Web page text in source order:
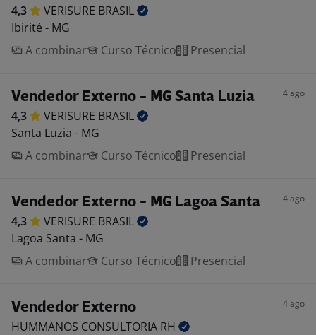
4,3 VERISURE BRASIL
Ibirité - MG
A combinar
Curso Técnico Presencial
Vendedor Externo - MG Santa Luzia 4 ago
4,3 VERISURE BRASIL
Santa Luzia - MG
A combinar
Curso Técnico Presencial
Vendedor Externo - MG Lagoa Santa 4 ago
4,3 VERISURE BRASIL
Lagoa Santa - MG
A combinar
Curso Técnico Presencial
Vendedor Externo 4 ago
HUMMANOS CONSULTORIA RH